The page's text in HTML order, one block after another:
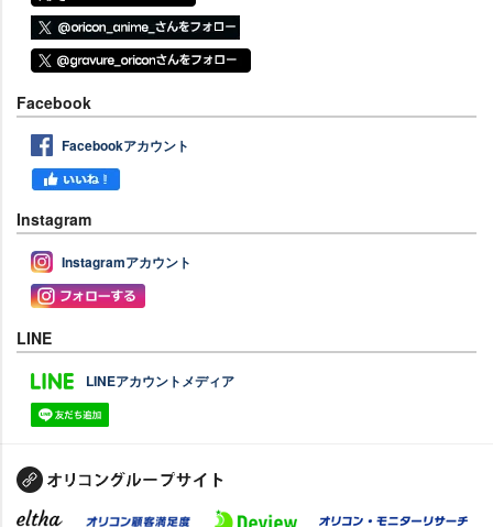
Facebook
Facebookアカウント
Instagram
Instagramアカウント
LINE
LINEアカウントメディア